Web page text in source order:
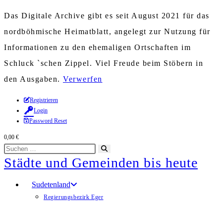
Das Digitale Archive gibt es seit August 2021 für das
nordböhmische Heimatblatt, angelegt zur Nutzung für
Informationen zu den ehemaligen Ortschaften im
Schluck `schen Zippel. Viel Freude beim Stöbern in
den Ausgaben. Verwerfen
Zum
Inhalt
springen
Registrieren
Login
Password Reset
0,00 €
Diese
Website
durchsuchen
starten
Städte und Gemeinden bis heute
Sudetenland
Regierungsbezirk Eger